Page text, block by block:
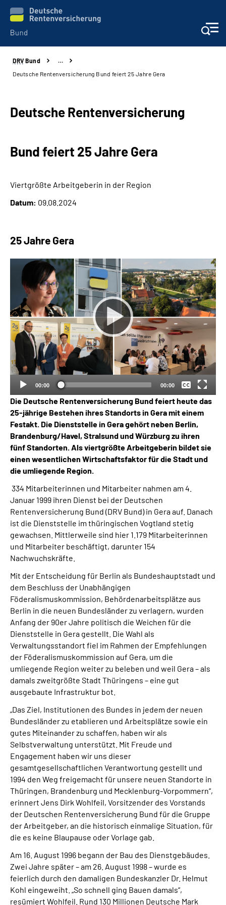
Beratung & Kontakt
Karriere
Online-Services
Leichte Sprache
Suche
Mein Kundenportal
DRV Bund
…
Deutsche Rentenversicherung Bund feiert 25 Jahre Gera
Deutsche Rentenversicherung
Bund feiert 25 Jahre Gera
Viertgrößte Arbeitgeberin in der Region
Datum: 09.08.2024
25 Jahre Gera
00:00 00:00
Keine
Deutsch
Die Deutsche Rentenversicherung Bund feiert heute das
25-jährige Bestehen ihres Standorts in Gera mit einem
Festakt . Die Dienststelle in Gera gehört neben Berlin,
Brandenburg/Havel, Stralsund und Würzburg zu ihren
fünf Standorten. Als viertgrößte Arbeitgeberin bildet sie
einen wesentlichen Wirtschaftsfaktor für die Stadt und
die umliegende Region.
334 Mitarbeiterinnen und Mitarbeiter nahmen am 4.
Januar 1999 ihren Dienst bei der Deutschen
Rentenversicherung Bund (DRV Bund) in Gera auf. Danach
ist die Dienststelle im thüringischen Vogtland stetig
gewachsen. Mittlerweile sind hier 1.179 Mitarbeiterinnen
und Mitarbeiter beschäftigt, darunter 154
Nachwuchskräfte.
Mit der Entscheidung für Berlin als Bundeshauptstadt und
dem Beschluss der Unabhängigen
Föderalismuskommission, Behördenarbeitsplätze aus
Berlin in die neuen Bundesländer zu verlagern, wurden
Anfang der 90er Jahre politisch die Weichen für die
Dienststelle in Gera gestellt. Die Wahl als
Verwaltungsstandort fiel im Rahmen der Empfehlungen
der Föderalismuskommission auf Gera, um die
umliegende Region weiter zu beleben und weil Gera – als
damals zweitgrößte Stadt Thüringens – eine gut
ausgebaute Infrastruktur bot.
„Das Ziel, Institutionen des Bundes in jedem der neuen
Bundesländer zu etablieren und Arbeitsplätze sowie ein
gutes Miteinander zu schaffen, haben wir als
Selbstverwaltung unterstützt. Mit Freude und
Engagement haben wir uns dieser
gesamtgesellschaftlichen Verantwortung gestellt und
1994 den Weg freigemacht für unsere neuen Standorte in
Thüringen, Brandenburg und Mecklenburg-Vorpommern“,
erinnert Jens Dirk Wohlfeil, Vorsitzender des Vorstands
der Deutschen Rentenversicherung Bund für die Gruppe
der Arbeitgeber, an die historisch einmalige Situation, für
die es keine Blaupause oder Vorlage gab.
Am 16. August 1996 begann der Bau des Dienstgebäudes.
Zwei Jahre später – am 26. August 1998 – wurde es
feierlich durch den damaligen Bundeskanzler Dr. Helmut
Kohl eingeweiht. „So schnell ging Bauen damals“,
resümiert Wohlfeil. Rund 130 Millionen Deutsche Mark